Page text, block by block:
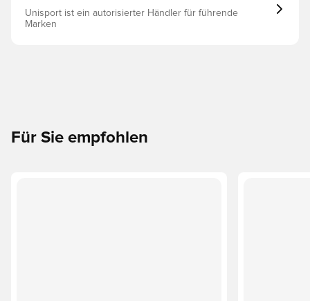
Unisport ist ein autorisierter Händler für führende
Marken
Für Sie empfohlen